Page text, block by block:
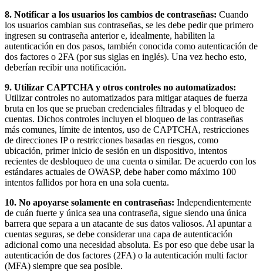
8. Notificar a los usuarios los cambios de contraseñas: Cuando
los usuarios cambian sus contraseñas, se les debe pedir que primero
ingresen su contraseña anterior e, idealmente, habiliten la
autenticación en dos pasos, también conocida como autenticación de
dos factores o 2FA (por sus siglas en inglés). Una vez hecho esto,
deberían recibir una notificación.
9. Utilizar CAPTCHA y otros controles no automatizados:
Utilizar controles no automatizados para mitigar ataques de fuerza
bruta en los que se prueban credenciales filtradas y el bloqueo de
cuentas. Dichos controles incluyen el bloqueo de las contraseñas
más comunes, límite de intentos, uso de CAPTCHA, restricciones
de direcciones IP o restricciones basadas en riesgos, como
ubicación, primer inicio de sesión en un dispositivo, intentos
recientes de desbloqueo de una cuenta o similar. De acuerdo con los
estándares actuales de OWASP, debe haber como máximo 100
intentos fallidos por hora en una sola cuenta.
10. No apoyarse solamente en contraseñas: Independientemente
de cuán fuerte y única sea una contraseña, sigue siendo una única
barrera que separa a un atacante de sus datos valiosos. Al apuntar a
cuentas seguras, se debe considerar una capa de autenticación
adicional como una necesidad absoluta. Es por eso que debe usar la
autenticación de dos factores (2FA) o la autenticación multi factor
(MFA) siempre que sea posible.